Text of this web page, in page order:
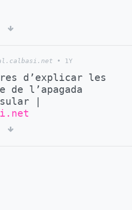
• 1Y
d’explicar les
de l’apagada
|